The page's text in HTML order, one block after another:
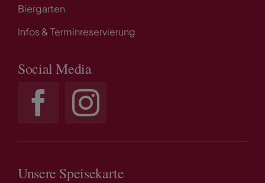
Biergarten
Infos & Terminreservierung
Social Media
Unsere Speisekarte